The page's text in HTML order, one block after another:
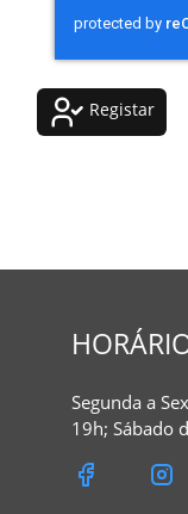
Registar
Segunda a
19h; Sábado